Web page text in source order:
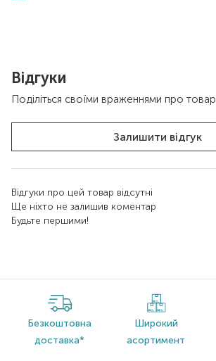
Відгуки
Поділіться своїми враженнями про товар
Залишити відгук
Відгуки про цей товар відсутні
Ще ніхто не залишив коментар
Будьте першими!
Безкоштовна
доставка*
Широкий
асортимент